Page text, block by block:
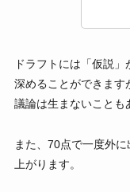
ドラフトには「仮説
深めることができます
議論は生まないことも
また、70点で一度外
上がります。